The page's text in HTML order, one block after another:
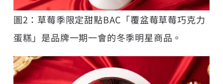
圖2：草莓季限定甜點BAC「覆盆莓草莓巧克力
蛋糕」是品牌一期一會的冬季明星商品。